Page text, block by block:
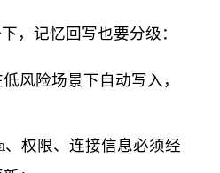
，记忆回写也要分级：
风险场景下自动写入，
、权限、连接信息必须经